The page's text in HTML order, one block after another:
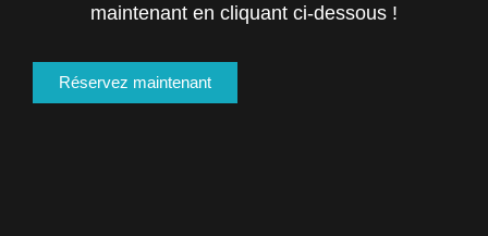
maintenant en cliquant ci-dessous !
Réservez maintenant